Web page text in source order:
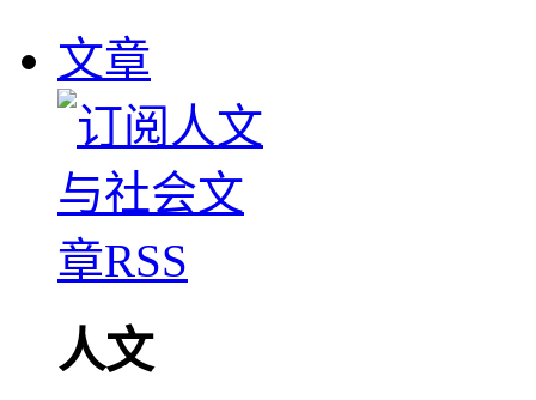
文章
人文